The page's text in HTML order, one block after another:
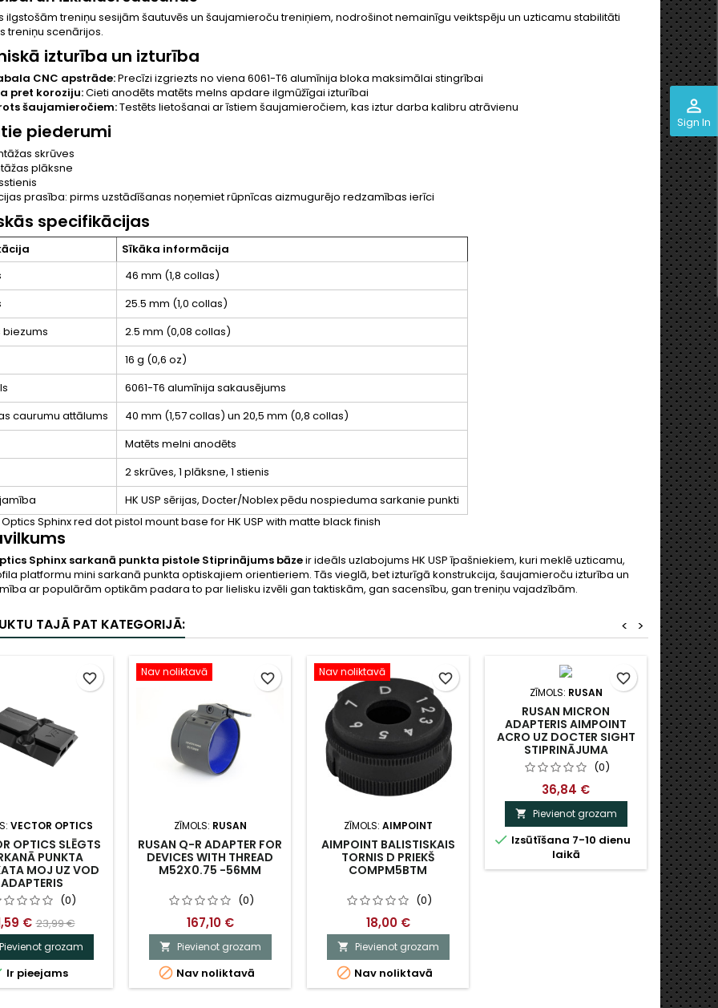
perm_identity
Sign In
ilgstošām treniņu sesijām šautuvēs un šaujamieroču treniņiem, nodrošinot nemainīgu veiktspēju un uzticamu stabilitāti
treniņu scenārijos.
izturība un izturība
CNC apstrāde:Precīzi izgriezts no viena 6061-T6 alumīnija bloka maksimālai stingrībai
pret koroziju:Cieti anodēts matēts melns apdare ilgmūžīgai izturībai
šaujamieročiem:Testēts lietošanai ar īstiem šaujamieročiem, kas iztur darba kalibru atrāvienu
piederumi
skrūves
plāksne
prasība: pirms uzstādīšanas noņemiet rūpnīcas aizmugurējo redzamības ierīci
specifikācijas
Sīkāka informācija
46 mm (1,8 collas)
25.5 mm (1,0 collas)
biezums
2.5 mm (0,08 collas)
16 g (0,6 oz)
6061-T6 alumīnija sakausējums
caurumu attālums
40 mm (1,57 collas) un 20,5 mm (0,8 collas)
Matēts melni anodēts
2 skrūves, 1 plāksne, 1 stienis
HK USP sērijas, Docter/Noblex pēdu nospieduma sarkanie punkti
Sphinx sarkanā punkta pistole Stiprinājums bāzeir ideāls uzlabojums HK USP īpašniekiem, kuri meklē uzticamu,
platformu mini sarkanā punkta optiskajiem orientieriem. Tās vieglā, bet izturīgā konstrukcija, šaujamieroču izturība un
ar populārām optikām padara to par lielisku izvēli gan taktiskām, gan sacensību, gan treniņu vajadzībām.
TAJĀ PAT KATEGORIJĀ: >
<
VECTOR OPTICS
OPTICS SLĒGTS
PUNKTA
MOJ UZ VOD
ADAPTERIS
(0)
€ 23,99 €
Pievienot grozam
Ir pieejams
favorite_border Nav noliktavā
ZĪMOLS: RUSAN
RUSAN Q-R ADAPTER FOR
DEVICES WITH THREAD
M52X0.75 -56MM
(0)
167,10 €
 Pievienot grozam
 Nav noliktavā
favorite_border Nav noliktavā
ZĪMOLS: AIMPOINT
AIMPOINT BALISTISKAIS
TORNIS D PRIEKŠ
COMPM5BTM
(0)
18,00 €
 Pievienot grozam
 Nav noliktavā
favorite_border
ZĪMOLS: RUSAN
RUSAN MICRON
ADAPTERIS AIMPOINT
ACRO UZ DOCTER SIGHT
STIPRINĀJUMA
(0)
36,84 €
 Pievienot grozam
 Izsūtīšana 7-10 dienu
laikā
favorite_border
SIGHT

